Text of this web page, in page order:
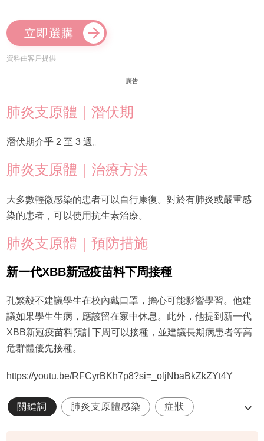
立即選購
資料由客戶提供
廣告
肺炎支原體｜潛伏期
潛伏期介乎 2 至 3 週。
肺炎支原體｜治療方法
大多數輕微感染的患者可以自行康復。對於有肺炎或嚴重感
染的患者，可以使用抗生素治療。
肺炎支原體｜預防措施
新一代XBB新冠疫苗料下周接種
孔繁毅不建議學生在校內戴口罩，擔心可能影響學習。他建
議如果學生生病，應該留在家中休息。此外，他提到新一代
XBB新冠疫苗料預計下周可以接種，並建議長期病患者等高
危群體優先接種。
https://youtu.be/RFCyrBKh7p8?si=_oljNbaBkZkZYt4Y
關鍵詞 肺炎支原體感染 症狀